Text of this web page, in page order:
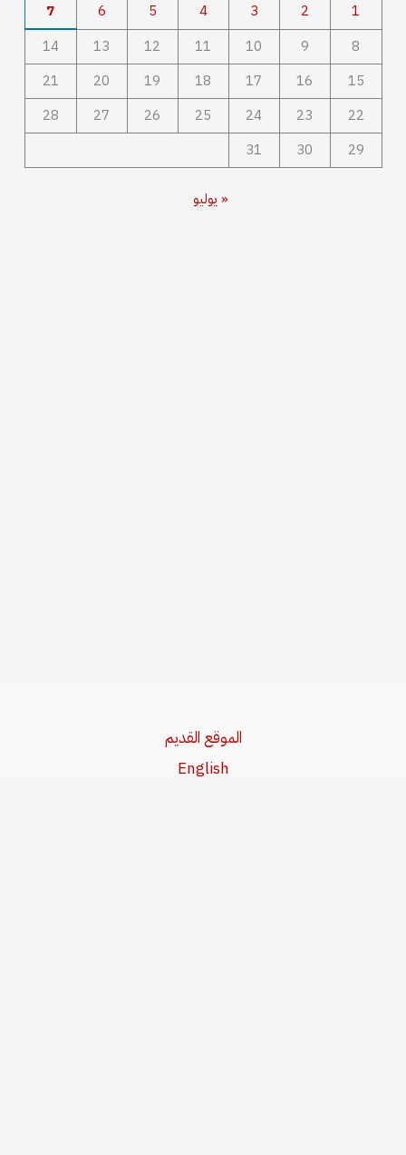
1
2
3
4
5
6
7
8
9
10
11
12
13
14
15
16
17
18
19
20
21
22
23
24
25
26
27
28
29
30
31
« يوليو
الموقع القديم
English